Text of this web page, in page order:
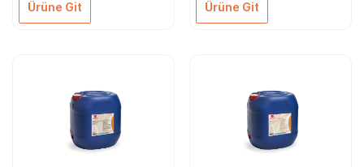
Ürüne Git Ürüne Git